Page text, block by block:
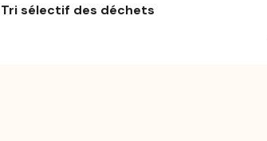
Tri sélectif des déchets